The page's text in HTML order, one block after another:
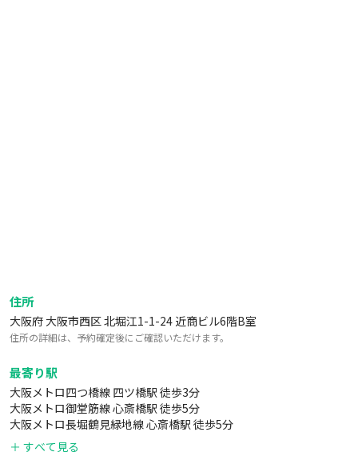
住所
大阪府 大阪市西区 北堀江1-1-24 近商ビル6階B室
住所の詳細は、予約確定後にご確認いただけます。
最寄り駅
大阪メトロ四つ橋線 四ツ橋駅 徒歩3分
大阪メトロ御堂筋線 心斎橋駅 徒歩5分
大阪メトロ長堀鶴見緑地線 心斎橋駅 徒歩5分
＋ すべて見る